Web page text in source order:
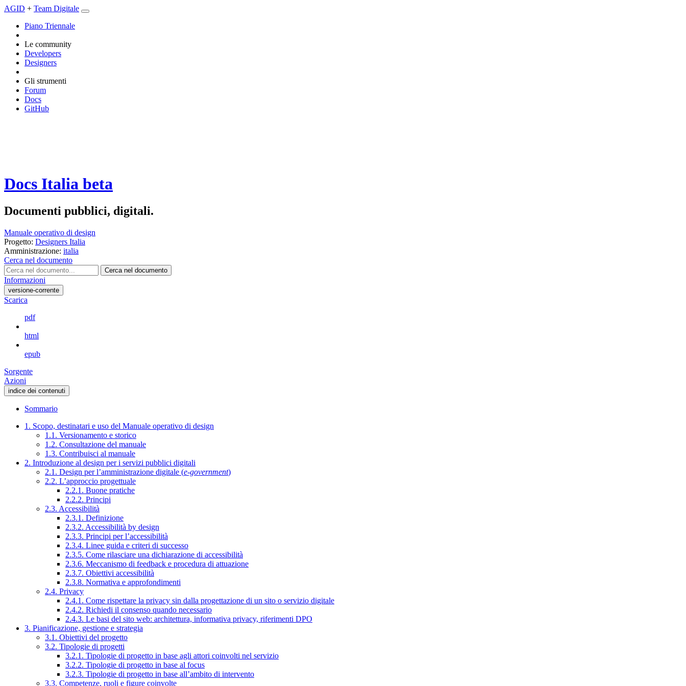
AGID + Team Digitale
Piano Triennale
Le community
Developers
Designers
Gli strumenti
Forum
Docs
GitHub
Docs Italia beta
Documenti pubblici, digitali.
Manuale operativo di design
Progetto: Designers Italia
Amministrazione: italia
Cerca nel documento
Cerca nel documento
Informazioni
versione-corrente
Scarica
pdf
html
epub
Sorgente
Azioni
indice dei contenuti
Sommario
1. Scopo, destinatari e uso del Manuale operativo di design
1.1. Versionamento e storico
1.2. Consultazione del manuale
1.3. Contribuisci al manuale
2. Introduzione al design per i servizi pubblici digitali
2.1. Design per l’amministrazione digitale (e-government)
2.2. L’approccio progettuale
2.2.1. Buone pratiche
2.2.2. Principi
2.3. Accessibilità
2.3.1. Definizione
2.3.2. Accessibilità by design
2.3.3. Principi per l’accessibilità
2.3.4. Linee guida e criteri di successo
2.3.5. Come rilasciare una dichiarazione di accessibilità
2.3.6. Meccanismo di feedback e procedura di attuazione
2.3.7. Obiettivi accessibilità
2.3.8. Normativa e approfondimenti
2.4. Privacy
2.4.1. Come rispettare la privacy sin dalla progettazione di un sito o servizio digitale
2.4.2. Richiedi il consenso quando necessario
2.4.3. Le basi del sito web: architettura, informativa privacy, riferimenti DPO
3. Pianificazione, gestione e strategia
3.1. Obiettivi del progetto
3.2. Tipologie di progetti
3.2.1. Tipologie di progetto in base agli attori coinvolti nel servizio
3.2.2. Tipologie di progetto in base al focus
3.2.3. Tipologie di progetto in base all’ambito di intervento
3.3. Competenze, ruoli e figure coinvolte